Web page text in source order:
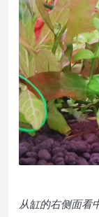
从缸的右侧面看